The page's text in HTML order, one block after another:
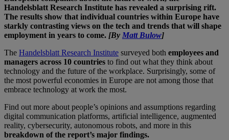
Handelsblatt Research Institute has revealed a surprising rift.
The results show that individual countries within Europe have
starkly contrasting views on the tech and trends that will shape
employment in years to come. [By Matt Bulow]
The Handelsblatt Research Institute surveyed both employees and
managers across 10 countries to find out what they think about
technology and the future of the workplace. Surprisingly, some of
the most powerful economies in Europe are not among those that
embrace technology at work the most.
Find out more about people’s opinions and assumptions regarding
digital communication platforms, artificial intelligence, augmented
reality, cybersecurity, autonomous robots, and more in this
breakdown of the report’s major findings.